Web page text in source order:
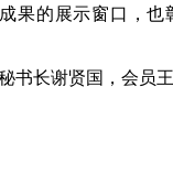
果的展示窗口，
书长谢贤国，会员